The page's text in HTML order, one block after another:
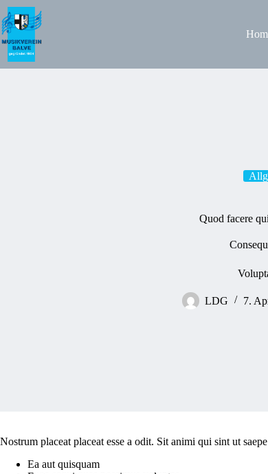
Zum
Inhalt
springen
Quod facere
LDG 7.
Nostrum placeat placeat esse a odit. Sit animi qui sint ut
Ea aut quisquam